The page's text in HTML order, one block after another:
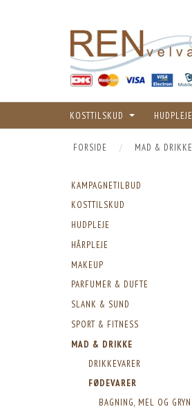
KOSTTILSKUD HUDPLEJE
FORSIDE MAD & DRIKKE
KAMPAGNETILBUD
KOSTTILSKUD
HUDPLEJE
HÅRPLEJE
MAKEUP
PARFUMER & DUFTE
SLANK & SUND
SPORT & FITNESS
MAD & DRIKKE
DRIKKEVARER
FØDEVARER
BAGNING, MEL OG GRYN